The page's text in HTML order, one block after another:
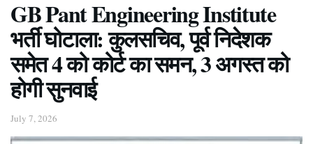
GB Pant Engineering Institute
भर्ती घोटाला: कुलसचिव, पूर्व निदेशक
समेत 4 को कोर्ट का समन, 3 अगस्त को
होगी सुनवाई
July 7, 2026